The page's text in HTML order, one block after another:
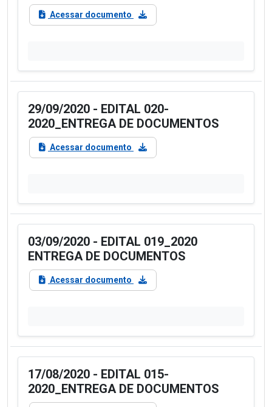
Acessar documento
29/09/2020 - EDITAL 020-
2020_ENTREGA DE DOCUMENTOS
Acessar documento
03/09/2020 - EDITAL 019_2020
ENTREGA DE DOCUMENTOS
Acessar documento
17/08/2020 - EDITAL 015-
2020_ENTREGA DE DOCUMENTOS